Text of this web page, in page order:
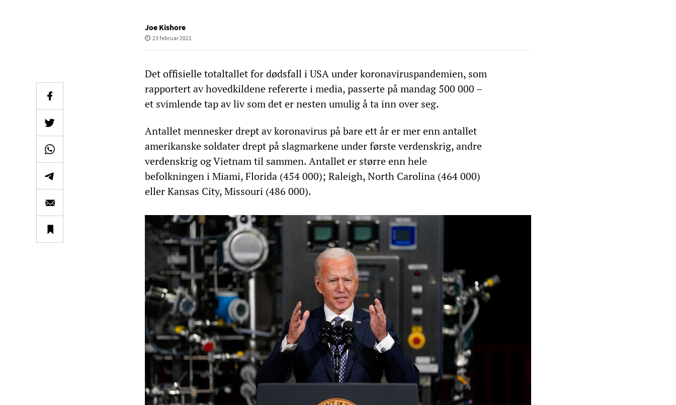
Joe Kishore
23 februar 2021
Det offisielle totaltallet for dødsfall i USA under koronaviruspandemien, som
rapportert av hovedkildene refererte i media, passerte på mandag 500 000 –
et svimlende tap av liv som det er nesten umulig å ta inn over seg.
Antallet mennesker drept av koronavirus på bare ett år er mer enn antallet
amerikanske soldater drept på slagmarkene under første verdenskrig, andre
verdenskrig og Vietnam til sammen. Antallet er større enn hele
befolkningen i Miami, Florida (454 000); Raleigh, North Carolina (464 000)
eller Kansas City, Missouri (486 000).